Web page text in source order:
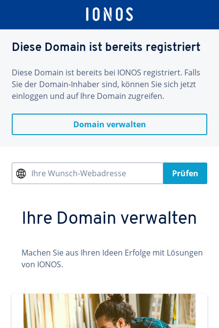
Diese Domain ist bereits registriert
Diese Domain ist bereits bei IONOS registriert. Falls
Sie der Domain-Inhaber sind, können Sie sich jetzt
einloggen und auf Ihre Domain zugreifen.
Domain verwalten
Ihre Wunsch-Webadresse Prüfen
Ihre Domain verwalten
Machen Sie aus Ihren Ideen Erfolge mit Lösungen
von IONOS.